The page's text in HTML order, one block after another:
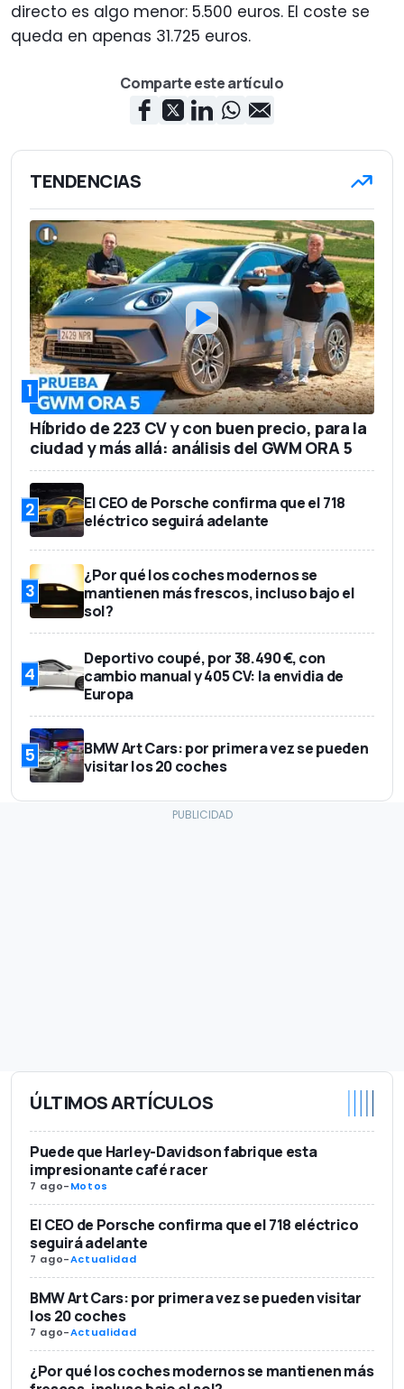
directo es algo menor: 5.500 euros. El coste se
queda en apenas 31.725 euros.
Comparte este artículo
TENDENCIAS
1
Híbrido de 223 CV y con buen precio, para la
ciudad y más allá: análisis del GWM ORA 5
2
El CEO de Porsche confirma que el 718
eléctrico seguirá adelante
3
¿Por qué los coches modernos se
mantienen más frescos, incluso bajo el
sol?
4
Deportivo coupé, por 38.490 €, con
cambio manual y 405 CV: la envidia de
Europa
5
BMW Art Cars: por primera vez se pueden
visitar los 20 coches
ÚLTIMOS ARTÍCULOS
Puede que Harley-Davidson fabrique esta
impresionante café racer
7 ago-Motos
El CEO de Porsche confirma que el 718 eléctrico
seguirá adelante
7 ago-Actualidad
BMW Art Cars: por primera vez se pueden visitar
los 20 coches
7 ago-Actualidad
¿Por qué los coches modernos se mantienen más